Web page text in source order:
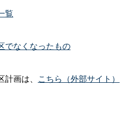
覧
でなくなったもの
画は、 こちら（外部サイト）